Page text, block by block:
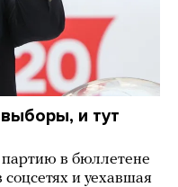
и тут
в бюллетене
и уехавшая